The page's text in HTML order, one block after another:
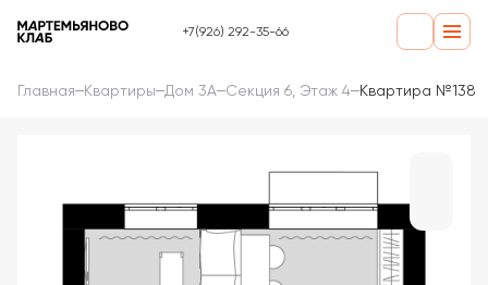
+7(926) 292-35-66
Главная Квартиры Дом 3А Секция 6, Этаж 4 Квартира №138